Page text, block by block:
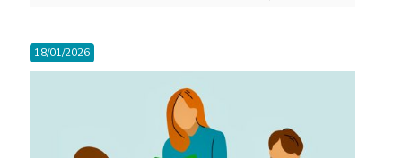
18/01/2026